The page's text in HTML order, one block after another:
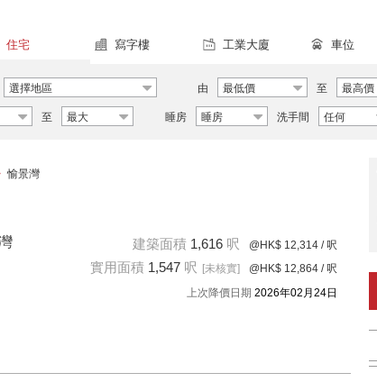
住宅 寫字樓 工業大廈 車位
選擇地區 由 最低價 至 最高價
至 最大 睡房 睡房 洗手間 任何
愉景灣
建築面積 1,616 呎 @HK$ 12,314 / 呎
實用面積 1,547 呎 [未核實] @HK$ 12,864 / 呎
上次降價日期 2026年02月24日